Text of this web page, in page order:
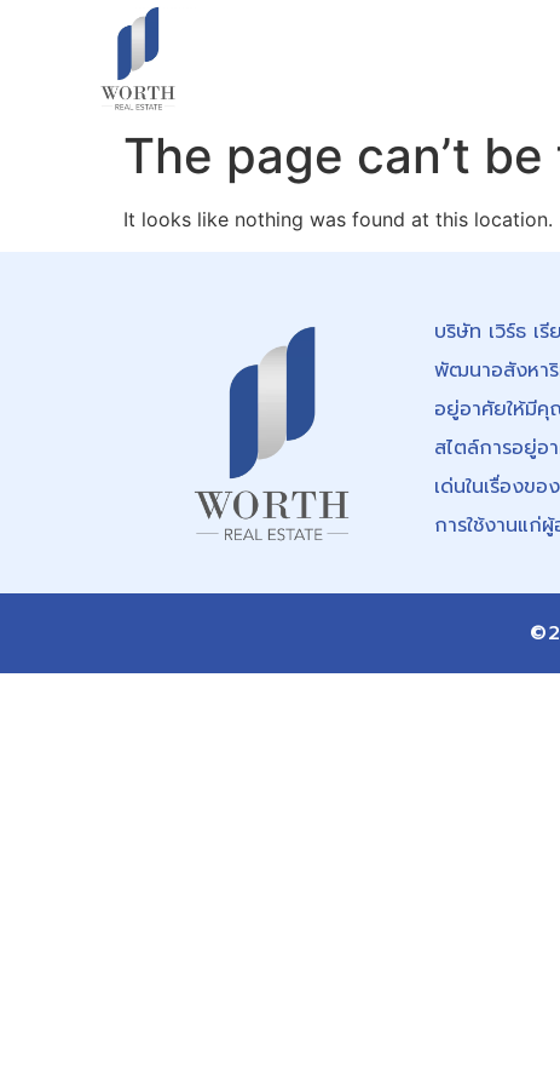
The page can’t
It looks like nothing was found at this location.
บริษัท เวิร์ธ เ
พัฒนาอสังหา
อยู่อาศัยให้มี
สไตล์การอยู่อ
เด่นในเรื่องข
การใช้งานแก่